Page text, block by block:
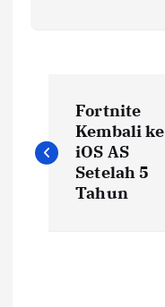
o
Fortnite
Kembali ke
iOS AS
Setelah 5
Tahun